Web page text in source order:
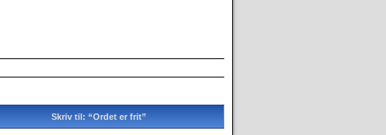
Skriv til: “Ordet er frit”